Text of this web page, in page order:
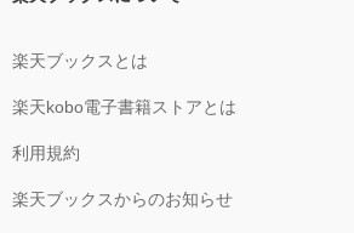
楽天ブックスとは
楽天kobo電子書籍ストアとは
利用規約
楽天ブックスからのお知らせ